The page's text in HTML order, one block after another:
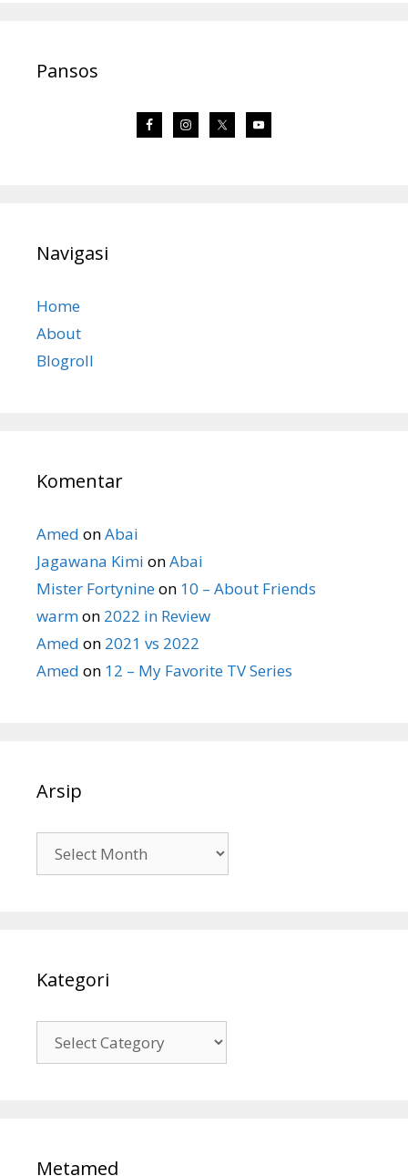
Pansos
Navigasi
Home
About
Blogroll
Komentar
Amed onAbai
Jagawana Kimi onAbai
Mister Fortynineon 10 – About Friends
warmon 2022 in Review
Amed on 2021 vs 2022
Amed on 12 – My Favorite TV Series
Arsip
Kategori
Metamed